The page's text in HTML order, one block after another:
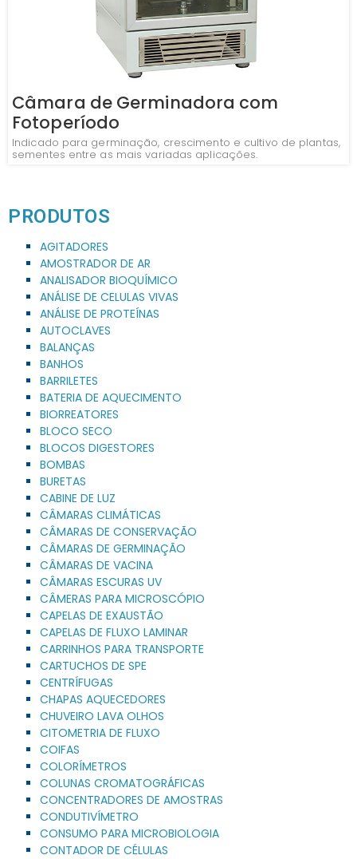
Câmara de Germinadora com
Fotoperíodo
Indicado para germinação, crescimento e cultivo de plantas,
sementes entre as mais variadas aplicações.
PRODUTOS
AGITADORES
AMOSTRADOR DE AR
ANALISADOR BIOQUÍMICO
ANÁLISE DE CELULAS VIVAS
ANÁLISE DE PROTEÍNAS
AUTOCLAVES
BALANÇAS
BANHOS
BARRILETES
BATERIA DE AQUECIMENTO
BIORREATORES
BLOCO SECO
BLOCOS DIGESTORES
BOMBAS
BURETAS
CABINE DE LUZ
CÂMARAS CLIMÁTICAS
CÂMARAS DE CONSERVAÇÃO
CÂMARAS DE GERMINAÇÃO
CÂMARAS DE VACINA
CÂMARAS ESCURAS UV
CÂMERAS PARA MICROSCÓPIO
CAPELAS DE EXAUSTÃO
CAPELAS DE FLUXO LAMINAR
CARRINHOS PARA TRANSPORTE
CARTUCHOS DE SPE
CENTRÍFUGAS
CHAPAS AQUECEDORES
CHUVEIRO LAVA OLHOS
CITOMETRIA DE FLUXO
COIFAS
COLORÍMETROS
COLUNAS CROMATOGRÁFICAS
CONCENTRADORES DE AMOSTRAS
CONDUTIVÍMETRO
CONSUMO PARA MICROBIOLOGIA
CONTADOR DE CÉLULAS